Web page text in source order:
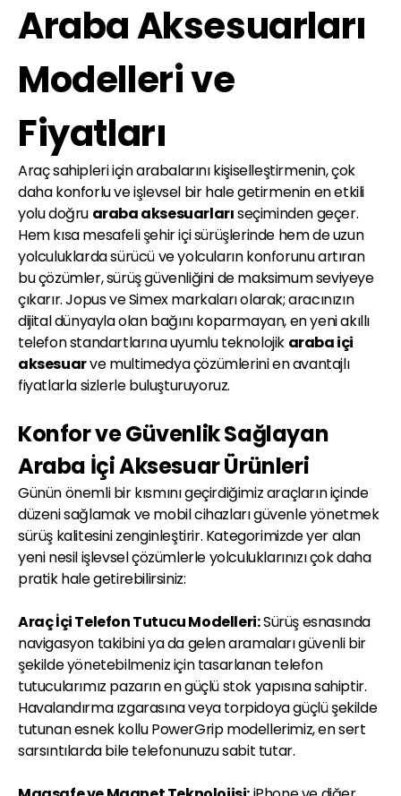
Araba Aksesuarları
Modelleri ve
Fiyatları
Araç sahipleri için arabalarını kişiselleştirmenin, çok
daha konforlu ve işlevsel bir hale getirmenin en etkili
yolu doğru araba aksesuarlarıseçiminden geçer.
Hem kısa mesafeli şehir içi sürüşlerinde hem de uzun
yolculuklarda sürücü ve yolcuların konforunu artıran
bu çözümler, sürüş güvenliğini de maksimum seviyeye
çıkarır. Jopus ve Simex markaları olarak; aracınızın
dijital dünyayla olan bağını koparmayan, en yeni akıllı
telefon standartlarına uyumlu teknolojik araba içi
aksesuarve multimedya çözümlerini en avantajlı
fiyatlarla sizlerle buluşturuyoruz.
Konfor ve Güvenlik Sağlayan
Araba İçi Aksesuar Ürünleri
Günün önemli bir kısmını geçirdiğimiz araçların içinde
düzeni sağlamak ve mobil cihazları güvenle yönetmek
sürüş kalitesini zenginleştirir. Kategorimizde yer alan
yeni nesil işlevsel çözümlerle yolculuklarınızı çok daha
pratik hale getirebilirsiniz:
Araç İçi Telefon Tutucu Modelleri:Sürüş esnasında
navigasyon takibini ya da gelen aramaları güvenli bir
şekilde yönetebilmeniz için tasarlanan telefon
tutucularımız pazarın en güçlü stok yapısına sahiptir.
Havalandırma ızgarasına veya torpidoya güçlü şekilde
tutunan esnek kollu PowerGrip modellerimiz, en sert
sarsıntılarda bile telefonunuzu sabit tutar.